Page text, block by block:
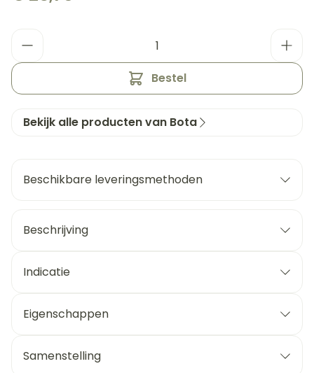
Bestel
Bekijk alle producten van Bota
Beschikbare leveringsmethoden
Beschrijving
Indicatie
Eigenschappen
Samenstelling